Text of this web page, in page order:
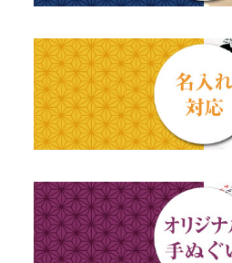
動物・その他
江戸小紋・総柄・無地
藍染め・絞り染め
ギフトセット
出産祝い
秋のギフト